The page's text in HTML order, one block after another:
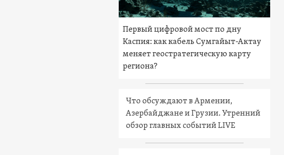
Первый цифровой мост по дну
Каспия: как кабель Сумгайыт-Актау
меняет геостратегическую карту
региона?
Что обсуждают в Армении,
Азербайджане и Грузии. Утренний
обзор главных событий LIVE